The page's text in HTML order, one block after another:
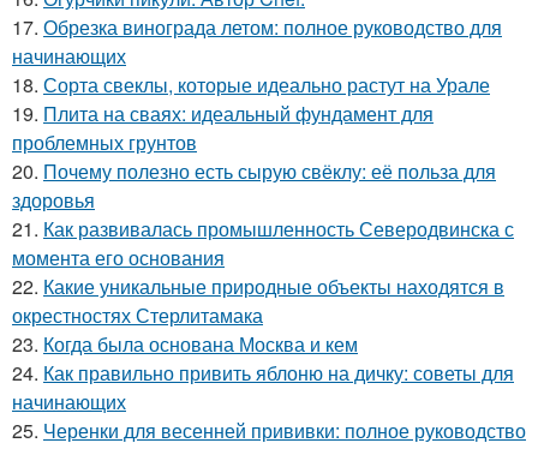
17. Обрезка винограда летом: полное руководство для
начинающих
18. Сорта свеклы, которые идеально растут на Урале
19. Плита на сваях: идеальный фундамент для
проблемных грунтов
20. Почему полезно есть сырую свёклу: её польза для
здоровья
21. Как развивалась промышленность Северодвинска с
момента его основания
22. Какие уникальные природные объекты находятся в
окрестностях Стерлитамака
23. Когда была основана Москва и кем
24. Как правильно привить яблоню на дичку: советы для
начинающих
25. Черенки для весенней прививки: полное руководство